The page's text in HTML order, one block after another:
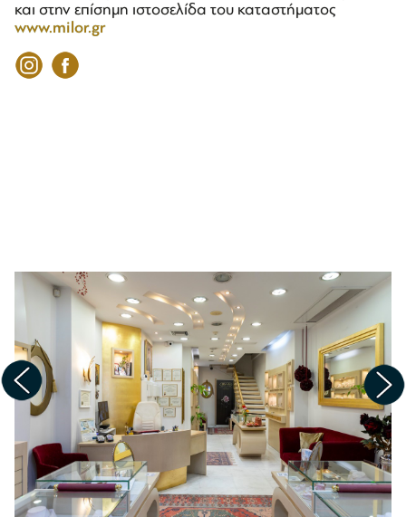
και στην επίσημη ιστοσελίδα του καταστήματος
www.milor.gr